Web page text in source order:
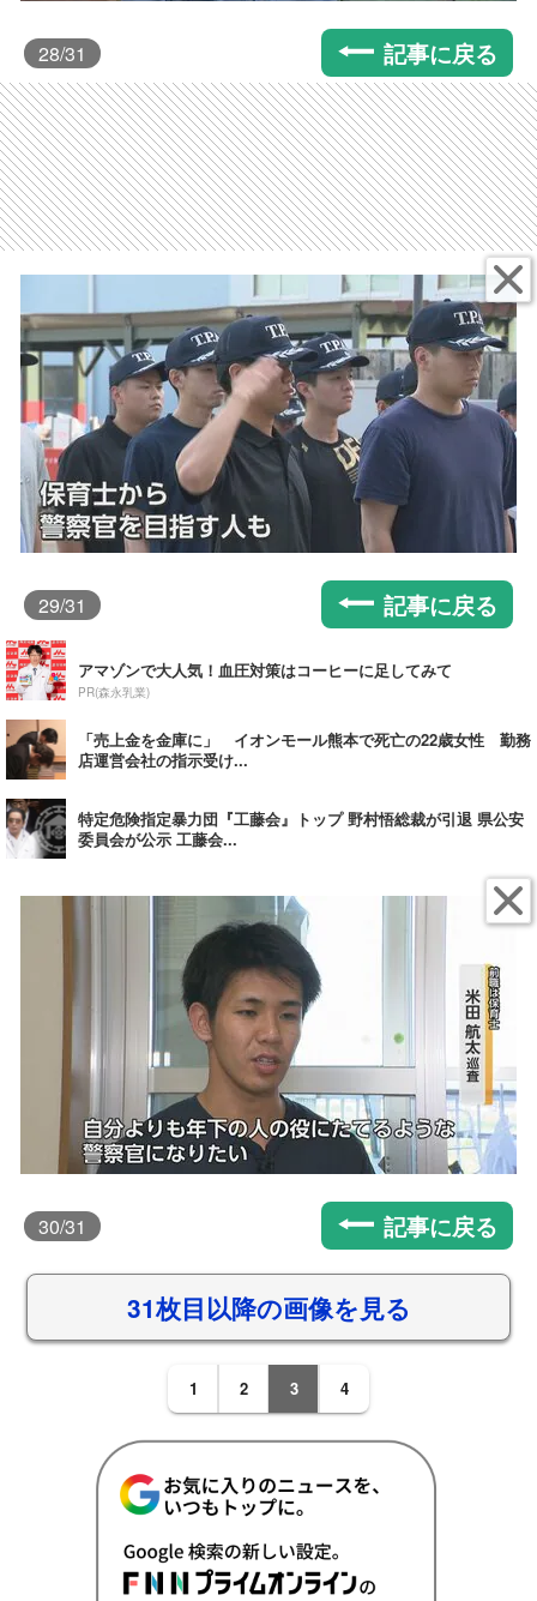
28/31 記事に戻る
29/31 記事に戻る
アマゾンで大人気！血圧対策はコーヒーに足してみて
PR(森永乳業)
「売上金を金庫に」 イオンモール熊本で死亡の22歳女性 勤務
店運営会社の指示受け...
特定危険指定暴力団『工藤会』トップ 野村悟総裁が引退 県公安
委員会が公示 工藤会...
30/31 記事に戻る
31枚目以降の画像を見る
1 2 3 4